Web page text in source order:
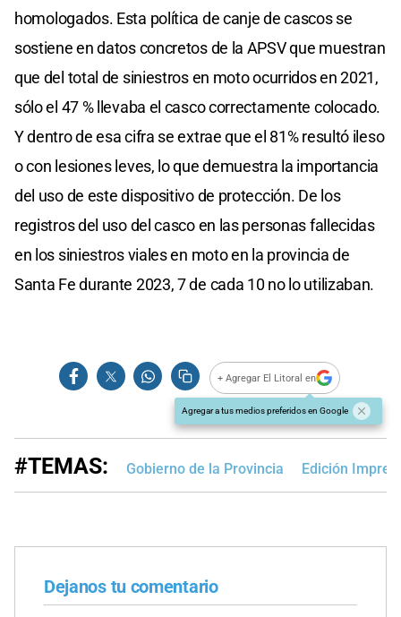
homologados. Esta política de canje de cascos se
sostiene en datos concretos de la APSV que muestran
que del total de siniestros en moto ocurridos en 2021,
sólo el 47 % llevaba el casco correctamente colocado.
Y dentro de esa cifra se extrae que el 81% resultó ileso
o con lesiones leves, lo que demuestra la importancia
del uso de este dispositivo de protección. De los
registros del uso del casco en las personas fallecidas
en los siniestros viales en moto en la provincia de
Santa Fe durante 2023, 7 de cada 10 no lo utilizaban.
+ Agregar El Litoral en
Agregar a tus medios preferidos en Google
#TEMAS: Gobierno de la Provincia Edición
Dejanos tu comentario